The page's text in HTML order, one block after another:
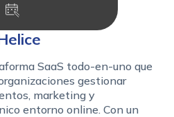
SaaS todo-en-uno que
gestionar
marketing y
entorno online. Con un